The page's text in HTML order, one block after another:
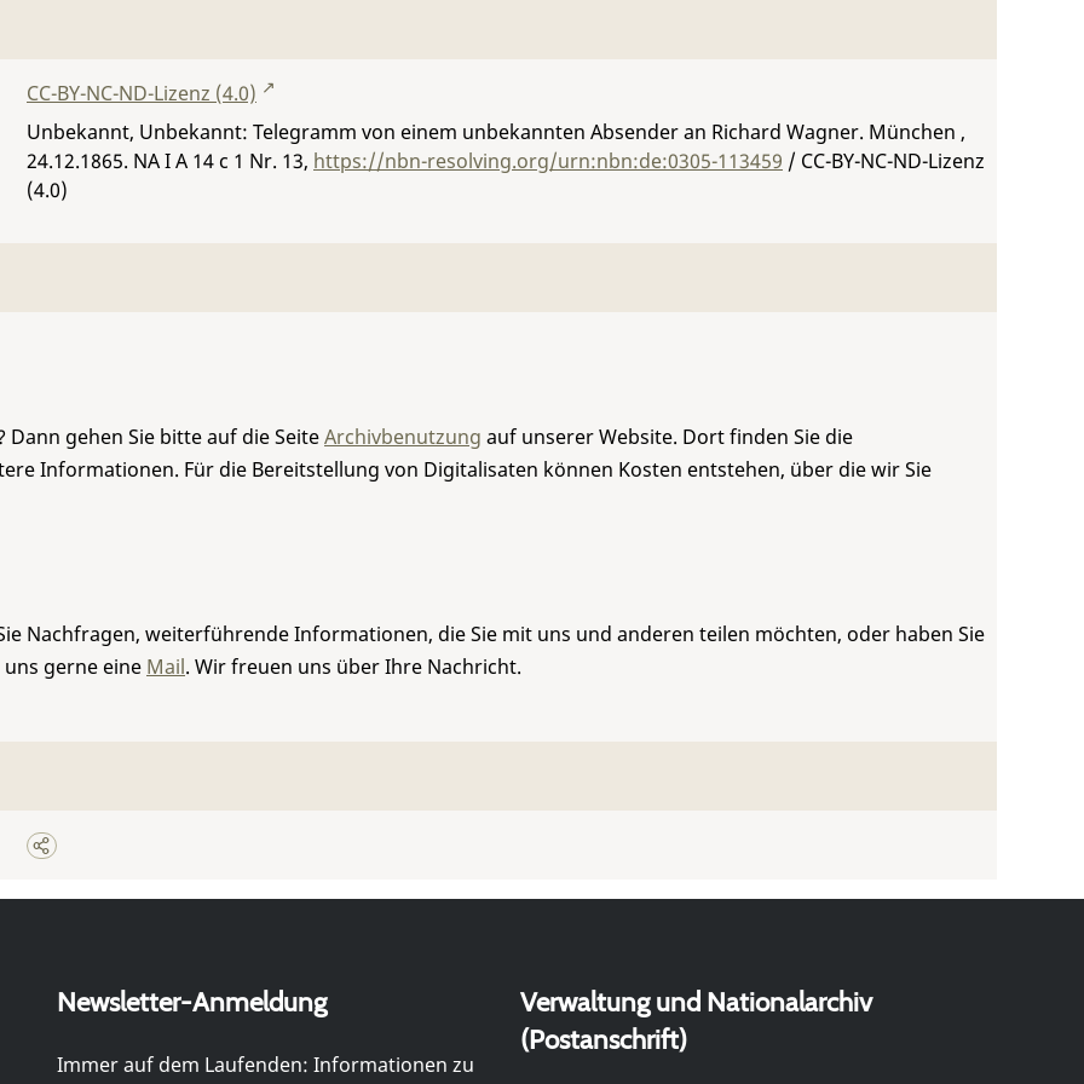
CC-BY-NC-ND-Lizenz (4.0)
Unbekannt, Unbekannt: Telegramm von einem unbekannten Absender an Richard Wagner. München ,
24.12.1865. NA I A 14 c 1 Nr. 13, https://nbn-resolving.org/urn:nbn:de:0305-113459 / CC-BY-NC-ND-Lizenz
(4.0)
gehen Sie bitte auf die SeiteArchivbenutzung auf unserer Website. Dort finden Sie die
Informationen. Für die Bereitstellung von Digitalisaten können Kosten entstehen, über die wir Sie
Nachfragen, weiterführende Informationen, die Sie mit uns und anderen teilen möchten, oder haben Sie
gerne eine Mail. Wir freuen uns über Ihre Nachricht.
Newsletter-Anmeldung
Immer auf dem Laufenden: Informationen zu
Verwaltung und Nationalarchiv
(Postanschrift)